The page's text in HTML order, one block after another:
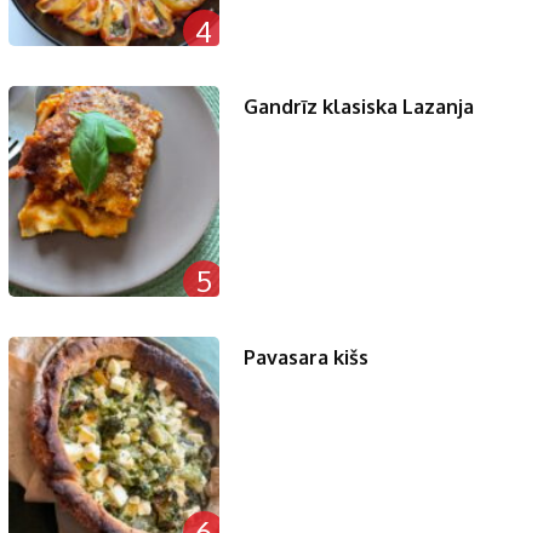
4
5
Gandrīz klasiska Lazanja
Pavasara kišs